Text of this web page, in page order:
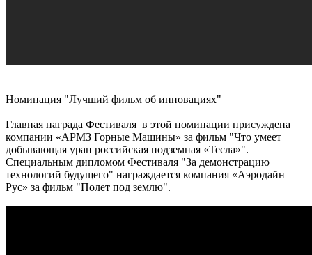
Номинация "Лучший фильм об инновациях"
Главная награда Фестиваля в этой номинации присуждена
компании «АРМЗ Горные Машины» за фильм "Что умеет
добывающая уран российская подземная «Тесла»".
Специальным дипломом Фестиваля "За демонстрацию
технологий будущего" награждается компания «Аэродайн
Рус» за фильм "Полет под землю".